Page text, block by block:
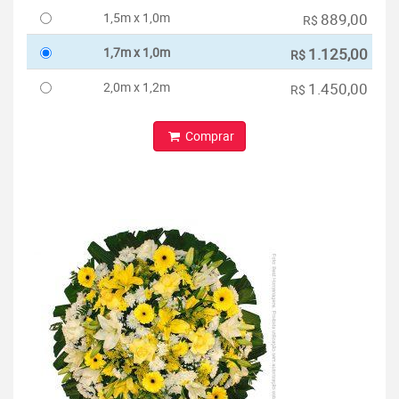
1,5m x 1,0m R$ 889,00
1,7m x 1,0m R$ 1.125,00
2,0m x 1,2m R$ 1.450,00
Comprar